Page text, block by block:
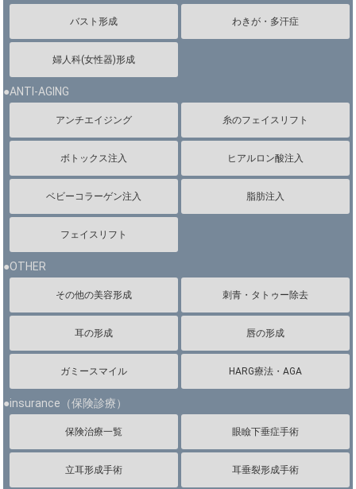
バスト形成 わきが・多汗症
婦人科(女性器)形成
●ANTI-AGING
アンチエイジング 糸のフェイスリフト
ボトックス注入 ヒアルロン酸注入
ベビーコラーゲン注入 脂肪注入
フェイスリフト
●OTHER
その他の美容形成 刺青・タトゥー除去
耳の形成 唇の形成
ガミースマイル HARG療法・AGA
●insurance（保険診療）
保険治療一覧 眼瞼下垂症手術
立耳形成手術 耳垂裂形成手術